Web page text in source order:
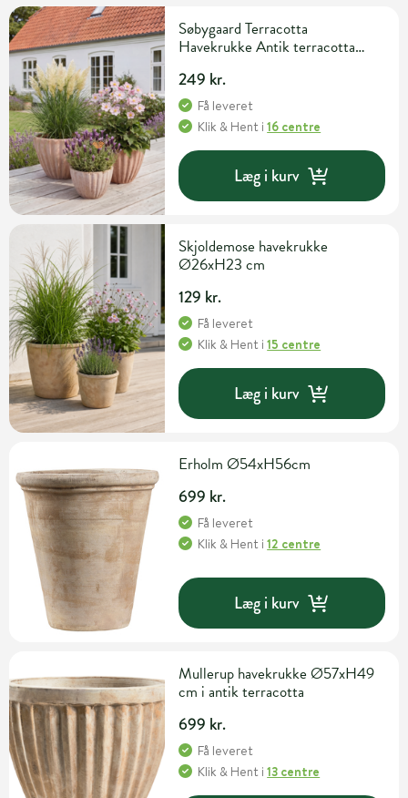
Søbygaard Terracotta
Havekrukke Antik terracotta
249 kr.
Få leveret
Klik & Hent i16 centre
Læg i kurv
Skjoldemose havekrukke
Ø26xH23 cm
129 kr.
Få leveret
Klik & Hent i15 centre
Læg i kurv
Erholm Ø54xH56cm
699 kr.
Få leveret
Klik & Hent i12 centre
Læg i kurv
Mullerup havekrukke Ø57xH49
cm i antik terracotta
699 kr.
Få leveret
Klik & Hent i13 centre